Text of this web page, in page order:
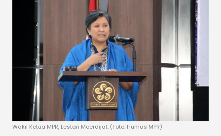
Wakil Ketua MPR, Lestari Moerdijat. (Foto: Humas MPR)